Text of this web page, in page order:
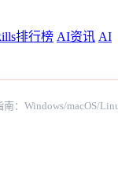
排行榜 AI资讯 AI
：Windows/macOS/